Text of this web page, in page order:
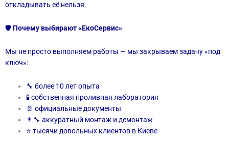
откладывать её нельзя.
🛡 Почему выбирают «ЕкоСервис»
Мы не просто выполняем работы — мы закрываем задачу «под
ключ»:
🔧 более 10 лет опыта
🧪 собственная проливная лаборатория
📄 официальные документы
👨‍🔧 аккуратный монтаж и демонтаж
⭐ тысячи довольных клиентов в Киеве